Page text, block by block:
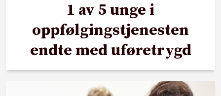
1 av 5 unge i
oppfølgingstjenesten
endte med uføretrygd